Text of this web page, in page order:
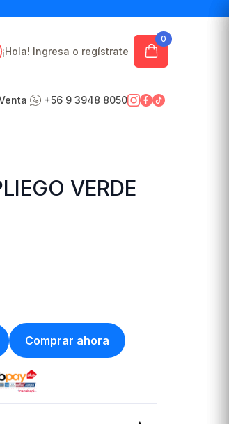
0
¡Hola! Ingresa o regístrate
+56 9 3948 8050
VERDE
Comprar ahora